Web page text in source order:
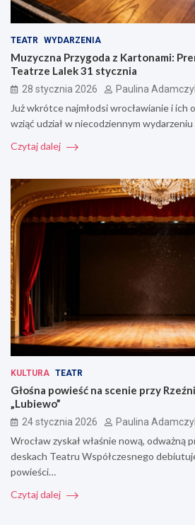
TEATR WYDARZENIA
Muzyczna Przygoda z Kartonami:
Teatrze Lalek 31 stycznia
28 stycznia 2026 Paulina
Już wkrótce najmłodsi wrocławianie i ich
wziąć udział w niecodziennym
Czytaj dalej
KULTURA TEATR
Głośna powieść na scenie przy
„Lubiewo”
24 stycznia 2026 Paulina
Wrocław zyskał właśnie nową, odważną
deskach Teatru Współczesnego
powieści…
Czytaj dalej